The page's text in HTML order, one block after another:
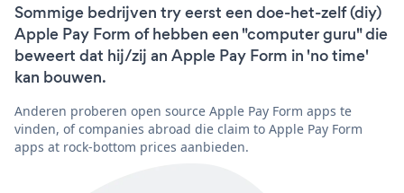
Sommige bedrijven try eerst een doe-het-zelf (diy)
Apple Pay Form of hebben een "computer guru" die
beweert dat hij/zij an Apple Pay Form in 'no time'
kan bouwen.
Anderen proberen open source Apple Pay Form apps te
vinden, of companies abroad die claim to Apple Pay Form
apps at rock-bottom prices aanbieden.